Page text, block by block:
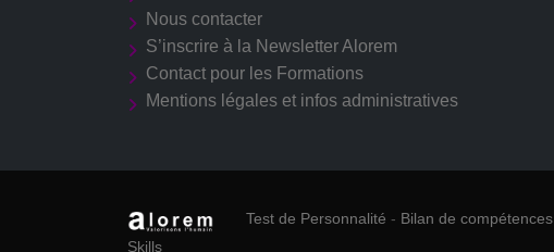
Nous contacter
S’inscrire à la Newsletter Alorem
Contact pour les Formations
Mentions légales et infos administratives
Test de Personnalité - Bilan de compétences
Skills